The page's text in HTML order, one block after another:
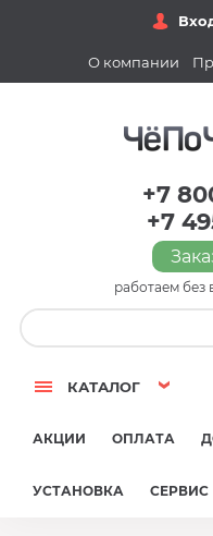
О компании
+7
+7
работаем без
КАТАЛОГ
АКЦИИ ОПЛАТА
УСТАНОВКА СЕРВИС